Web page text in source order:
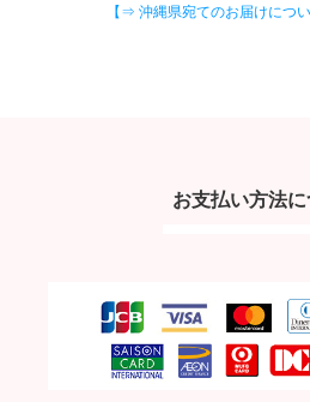
【⇒ 沖縄県宛てのお届けにつ
お支払い方法